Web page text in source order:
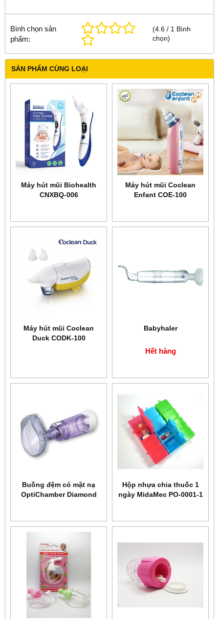
Bình chọn sản
phẩm:
(4.6 / 1 Bình
chọn)
SẢN PHẨM CÙNG LOẠI
Máy hút mũi Biohealth
CNXBQ-006
Máy hút mũi Coclean
Enfant COE-100
Máy hút mũi Coclean
Duck CODK-100
Babyhaler
Hết hàng
Buồng đệm có mặt nạ
OptiChamber Diamond
Hộp nhựa chia thuốc 1
ngày MidaMec PO-0001-1